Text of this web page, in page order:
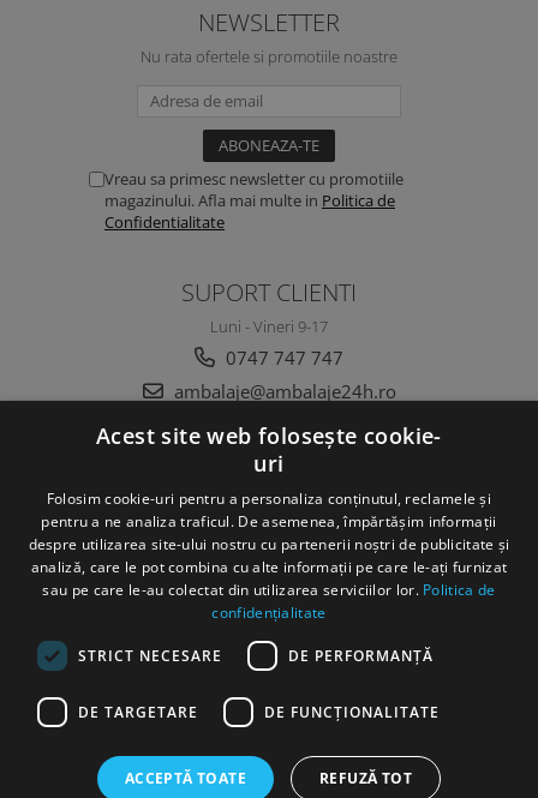
NEWSLETTER
Nu rata ofertele si promotiile noastre
Vreau sa primesc newsletter cu promotiile
magazinului. Afla mai multe in Politica de
Confidentialitate
SUPORT CLIENTI
Luni - Vineri 9-17
0747 747 747
ambalaje@ambalaje24h.ro
MAGAZINUL MEU
CLIENTI
DATE COMERCIALE
©Copyright SC DC Folie SRL 2022
Produse concepute si fabricate 100% in RomaniaPlatforma E-
Acest site web folosește cookie-
uri
Folosim cookie-uri pentru a personaliza conținutul, reclamele și
pentru a ne analiza traficul. De asemenea, împărtășim informații
despre utilizarea site-ului nostru cu partenerii noștri de publicitate și
analiză, care le pot combina cu alte informații pe care le-ați furnizat
sau pe care le-au colectat din utilizarea serviciilor lor. Politica de
confidențialitate
STRICT NECESARE DE PERFORMANȚĂ
DE TARGETARE DE FUNCŢIONALITATE
ACCEPTĂ TOATE REFUZĂ TOT